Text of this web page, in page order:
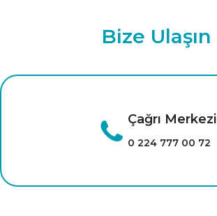
Bize Ulaşın
Çağrı Merkezi
0 224 777 00 72